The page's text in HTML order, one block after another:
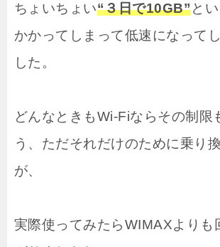
ちょいちょい“３日で10GB”と
かかってしまって低速になって
した。
どんなときもWi-Fiならその制限
う、ただそれだけのために乗り
が、
実際使ってみたらWIMAXよりも